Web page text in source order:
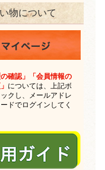
物について
の確認」「会員情報の
については、上記ボ
クし、メールアドレ
ドでログインしてく